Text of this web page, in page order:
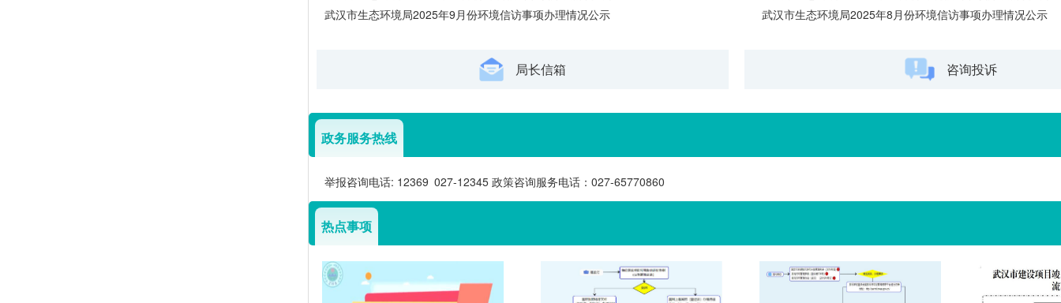
武汉市生态环境局2025年9月份环境信访事项办理情况公示
武汉市生态环境局2025年8月份环境信访事项办理情况公示
局长信箱 咨询投诉
政务服务热线
举报咨询电话: 12369 027-12345 政策咨询服务电话：027-65770860
热点事项